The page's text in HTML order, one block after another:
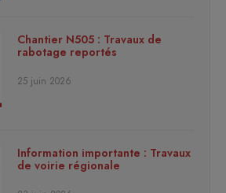
Chantier N505 : Travaux de
rabotage reportés
25 juin 2026
Information importante : Travaux
de voirie régionale